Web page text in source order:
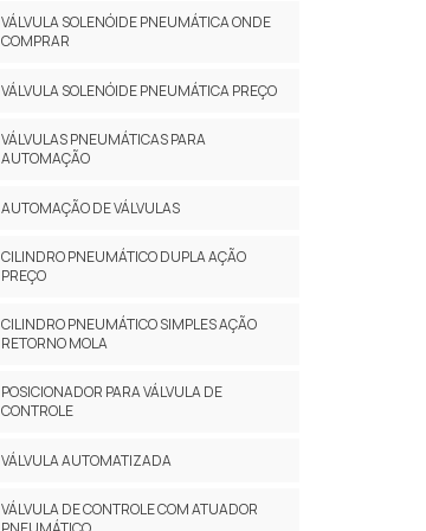
VÁLVULA SOLENÓIDE PNEUMÁTICA ONDE
COMPRAR
VÁLVULA SOLENÓIDE PNEUMÁTICA PREÇO
VÁLVULAS PNEUMÁTICAS PARA
AUTOMAÇÃO
AUTOMAÇÃO DE VÁLVULAS
CILINDRO PNEUMÁTICO DUPLA AÇÃO
PREÇO
CILINDRO PNEUMÁTICO SIMPLES AÇÃO
RETORNO MOLA
POSICIONADOR PARA VÁLVULA DE
CONTROLE
VÁLVULA AUTOMATIZADA
VÁLVULA DE CONTROLE COM ATUADOR